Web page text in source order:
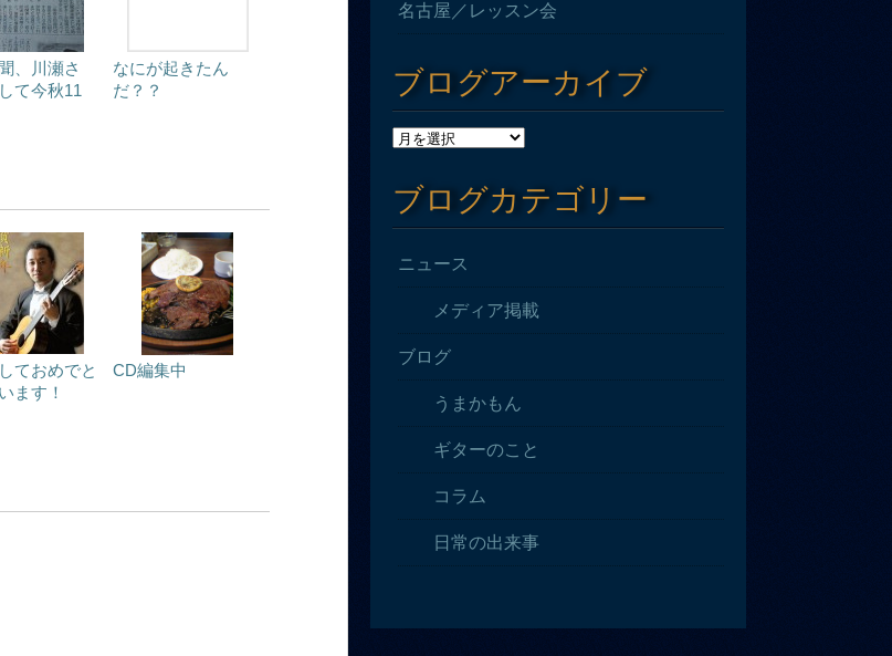
、川瀬さ
て今秋11
なにが起きたん
だ？？
ておめでと
ます！
CD編集中
名古屋／レッスン会
ブログアーカイブ
ブログカテゴリー
ニュース
メディア掲載
ブログ
うまかもん
ギターのこと
コラム
日常の出来事